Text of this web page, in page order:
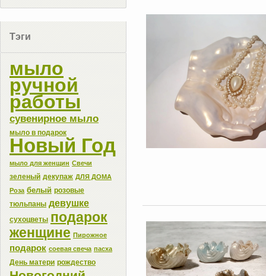
Тэги
мыло
ручной
работы
сувенирное мыло
мыло в подарок
Новый Год
мыло для женщин Свечи
зеленый декупаж ДЛЯ ДОМА
Роза белый розовые
тюльпаны девушке
сухоцветы подарок
женщине Пирожное
подарок соевая свеча пасха
День матери рождество